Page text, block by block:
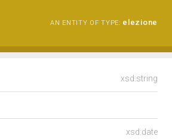
AN ENTITY OF TYPE: elezione
xsd:string
xsd:date